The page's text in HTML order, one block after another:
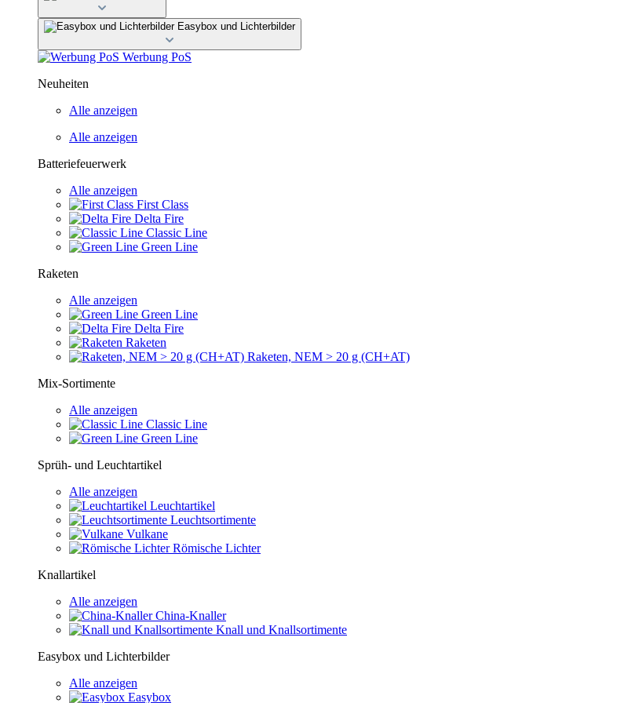
Easybox und Lichterbilder
Werbung PoS
Neuheiten
Alle anzeigen
Alle anzeigen
Batteriefeuerwerk
Alle anzeigen
First Class
Delta Fire
Classic Line
Green Line
Raketen
Alle anzeigen
Green Line
Delta Fire
Raketen
Raketen, NEM > 20 g (CH+AT)
Mix-Sortimente
Alle anzeigen
Classic Line
Green Line
Sprüh- und Leuchtartikel
Alle anzeigen
Leuchtartikel
Leuchtsortimente
Vulkane
Römische Lichter
Knallartikel
Alle anzeigen
China-Knaller
Knall und Knallsortimente
Easybox und Lichterbilder
Alle anzeigen
Easybox